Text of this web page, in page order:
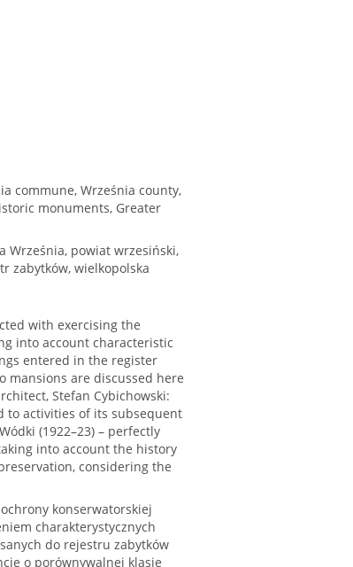
commune, Września county,
monuments, Greater
Września, powiat wrzesiński,
zabytków, wielkopolska
with exercising the
into account characteristic
entered in the register
mansions are discussed here
Stefan Cybichowski:
to activities of its subsequent
(1922–23) – perfectly
into account the history
considering the
konserwatorskiej
charakterystycznych
do rejestru zabytków
o porównywalnej klasie